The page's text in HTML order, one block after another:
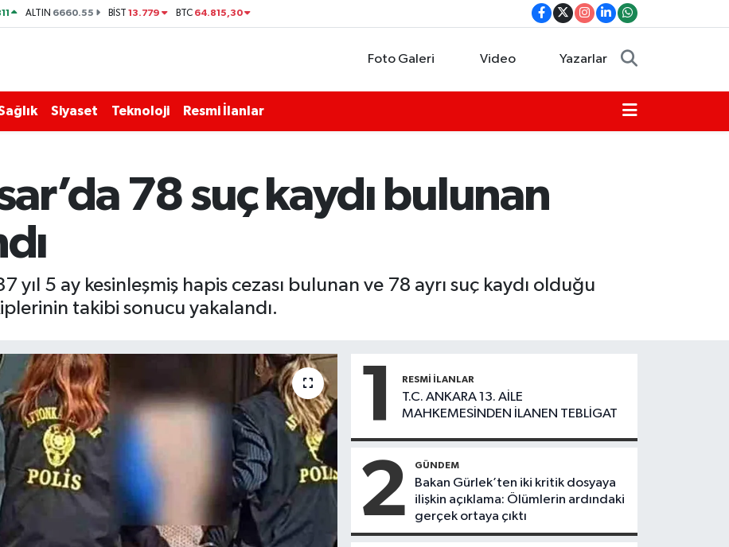
ALTIN 6660.55 BİST13.779 BTC 64.815,30
Foto Galeri Video Yazarlar
Siyaset Teknoloji Resmi İlanlar
78 suç kaydı bulunan
yıl 5 ay kesinleşmiş hapis cezası bulunan ve 78 ayrı suç kaydı olduğu
takibi sonucu yakalandı.
1 RESMI İLANLAR
T.C. ANKARA 13. AİLE
MAHKEMESİNDEN İLANEN TEBLİGAT
2 GÜNDEM
Bakan Gürlek’ten iki kritik dosyaya
ilişkin açıklama: Ölümlerin ardındaki
gerçek ortaya çıktı